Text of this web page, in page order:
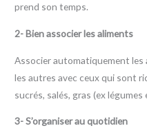
prend son temps.
2- Bien associer les aliments
Associer automatiquement les
les autres avec ceux qui sont
sucrés, salés, gras (ex
3- S’organiser au quotidien